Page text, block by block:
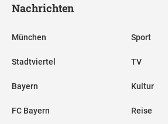
Nachrichten
München
Stadtviertel
Bayern
FC Bayern
Sport
TV
Kultur
Reise